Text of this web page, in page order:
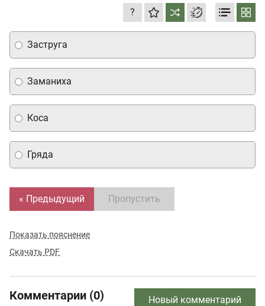
?
Заманиха
Заструга
Гряда
Коса
« Предыдущий Пропустить
Показать пояснение
Скачать PDF
Комментарии (0) Новый комментарий